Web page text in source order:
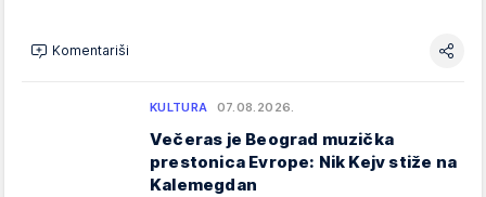
Komentariši
KULTURA 07.08.2026.
Večeras je Beograd muzička
prestonica Evrope: Nik Kejv stiže na
Kalemegdan